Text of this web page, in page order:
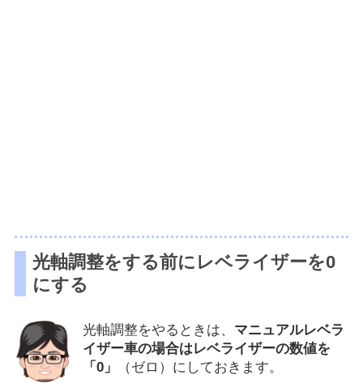
光軸調整をする前にレベライザーを0
にする
光軸調整をやるときは、 マニュアルレベラ
イザー車の場合はレベライザーの数値を
「0」
（ゼロ）にしておきます。